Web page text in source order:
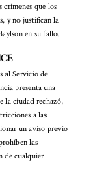
crímenes que los
y no justifican la
en su fallo.
al Servicio de
presenta una
la ciudad rechazó,
a las
un aviso previo
las
de cualquier